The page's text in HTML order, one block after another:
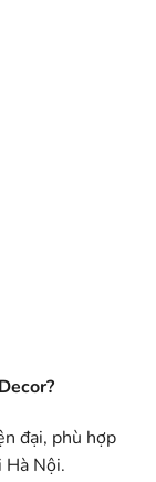
đại, phù hợp
Hà Nội.